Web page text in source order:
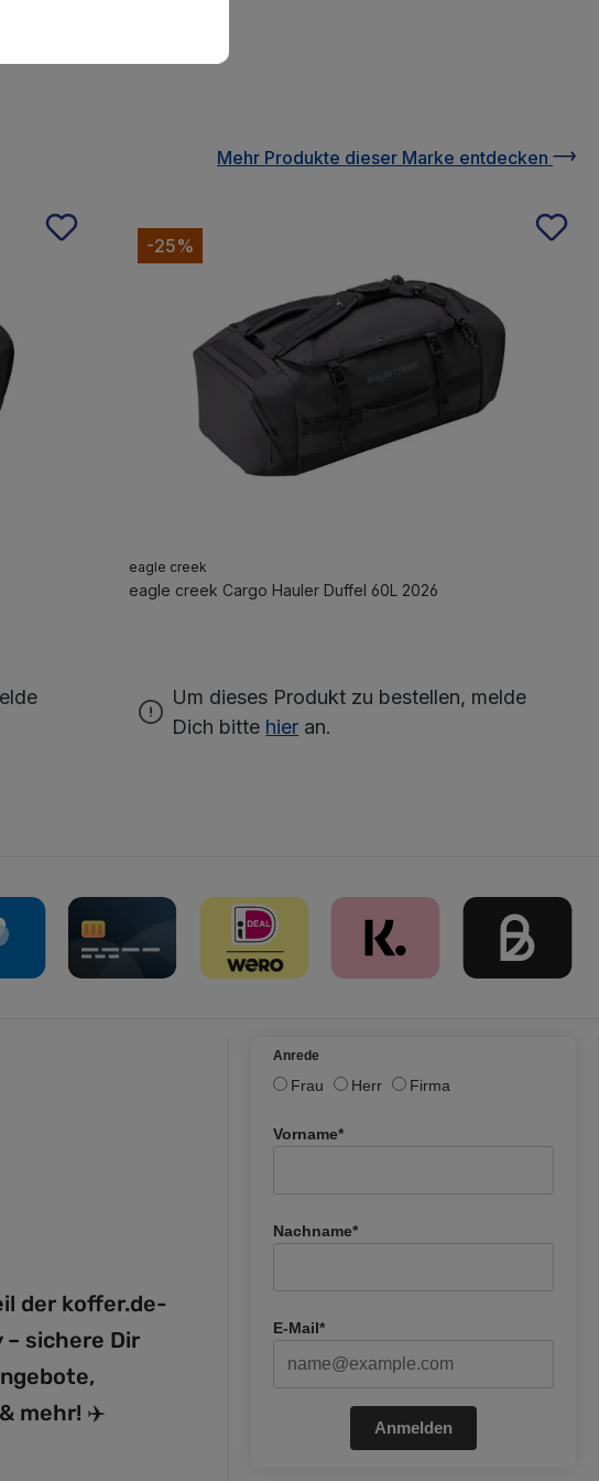
Mehr Produkte dieser Marke entdecken
-25%
eagle creek
eagle creek Cargo Hauler Duffel 60L 2026
Um dieses Produkt zu bestellen, melde
Dich bitte hier an.
der koffer.de-
– sichere Dir
mehr! ✈️
Anrede
Frau Herr Firma
Vorname*
Nachname*
E-Mail*
Anmelden